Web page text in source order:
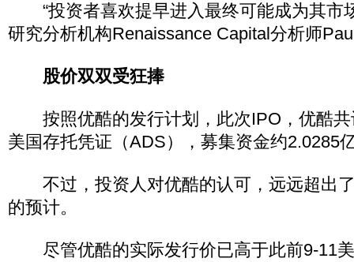
“投资者喜欢提早进入最终可能成为其市
研究分析机构Renaissance Capital分析师
股价双双受狂捧
按照优酷的发行计划，此次IPO，优酷共
美国存托凭证（ADS），募集资金约2.0285
不过，投资人对优酷的认可，远远超出
的预计。
尽管优酷的实际发行价已高于此前9-11